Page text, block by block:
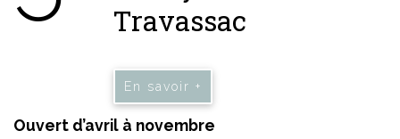
Travassac
En savoir +
Ouvert d’avril à novembre